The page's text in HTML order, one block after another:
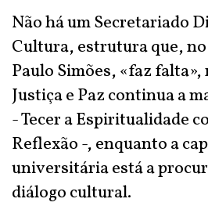
Não há um Secretariado
Cultura, estrutura que,
Paulo Simões, «faz
Justiça e Paz continua a
- Tecer a Espiritualidade
Reflexão -, enquanto a
universitária está a
diálogo cultural.